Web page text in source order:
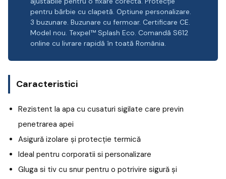
pentru bărbie cu clapetă. Optiune personalizare.
3 buzunare. Buzunare cu fermoar. Certificare CE.
Model nou. Texpel™ Splash Eco. Comandă S612
online cu livrare rapidă în toată România.
Caracteristici
Rezistent la apa cu cusaturi sigilate care previn
penetrarea apei
Asigură izolare și protecție termică
Ideal pentru corporatii si personalizare
Gluga si tiv cu snur pentru o potrivire sigură și